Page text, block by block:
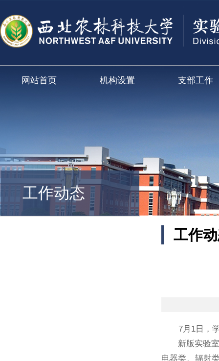
网站首页 机构设置 支部工作
工作动态
工作
7月1日，学
新版实验室
电器类、辐射